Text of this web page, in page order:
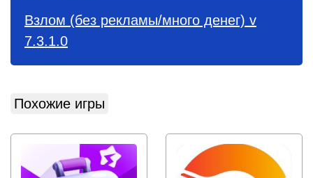
Взлом (без рекламы/много денег) v
7.3.1.0
Похожие игры